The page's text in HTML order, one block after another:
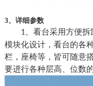
3、详细参数
1 、看台采用方便
模块化设计，看台的各
栏，座椅等，皆可随意
要进行各种层高、位数